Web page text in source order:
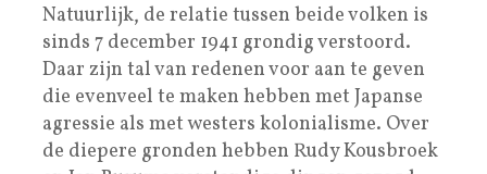
Natuurlijk, de relatie tussen beide volken is
sinds 7 december 1941 grondig verstoord.
Daar zijn tal van redenen voor aan te geven
die evenveel te maken hebben met Japanse
agressie als met westers kolonialisme. Over
de diepere gronden hebben Rudy Kousbroek